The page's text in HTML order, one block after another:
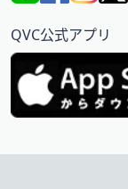
QVC公式アプリ